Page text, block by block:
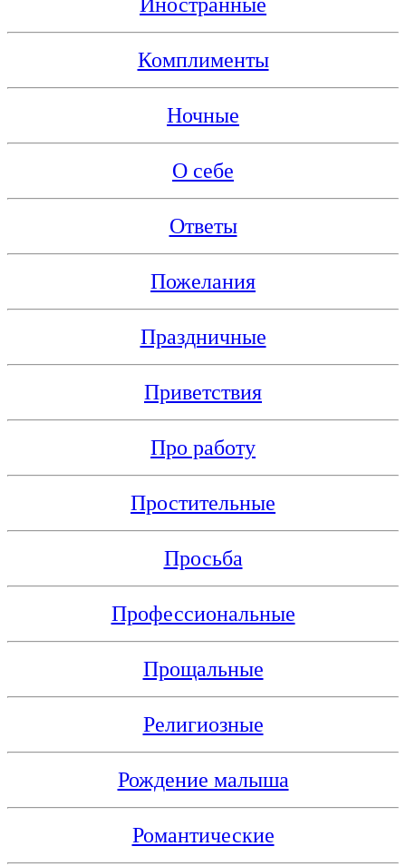
Комплименты
Ночные
О себе
Ответы
Пожелания
Праздничные
Приветствия
Про работу
Простительные
Просьба
Профессиональные
Прощальные
Религиозные
Рождение малыша
Романтические